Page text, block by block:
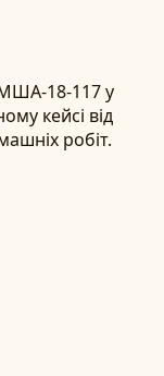
18-117 у
кейсі від
робіт.